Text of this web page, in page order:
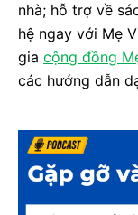
nhà; hỗ trợ về
hệ ngay với Mẹ
gia cộng đồng
các hướng dẫn